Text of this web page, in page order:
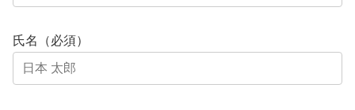
氏名（必須）